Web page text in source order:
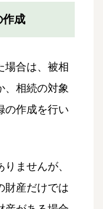
作成
場合は、被相
、相続の対象
の作成を行い
ませんが、
財産だけでは